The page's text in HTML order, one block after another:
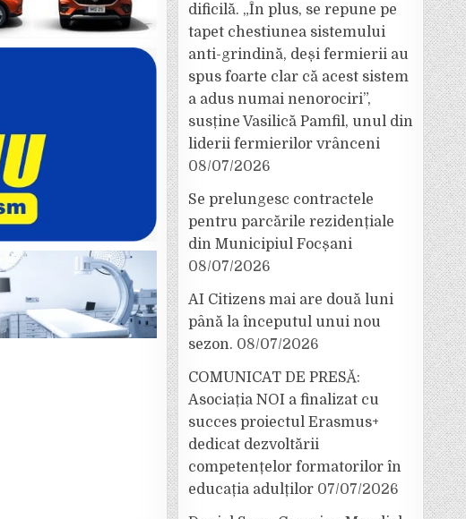
dificilă. „În plus, se repune pe
tapet chestiunea sistemului
anti-grindină, deși fermierii au
spus foarte clar că acest sistem
a adus numai nenorociri”,
susține Vasilică Pamfil, unul din
liderii fermierilor vrânceni
08/07/2026
Se prelungesc contractele
pentru parcările rezidențiale
din Municipiul Focșani
08/07/2026
AI Citizens mai are două luni
până la începutul unui nou
sezon. 08/07/2026
COMUNICAT DE PRESĂ:
Asociația NOI a finalizat cu
succes proiectul Erasmus+
dedicat dezvoltării
competențelor formatorilor în
educația adulților 07/07/2026